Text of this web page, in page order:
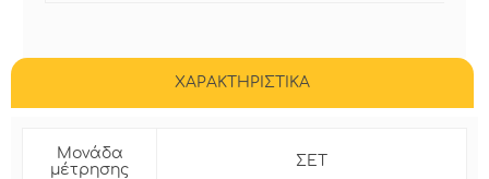
ΧΑΡΑΚΤΗΡΙΣΤΙΚΑ
Μονάδα
μέτρησης
ΣΕΤ